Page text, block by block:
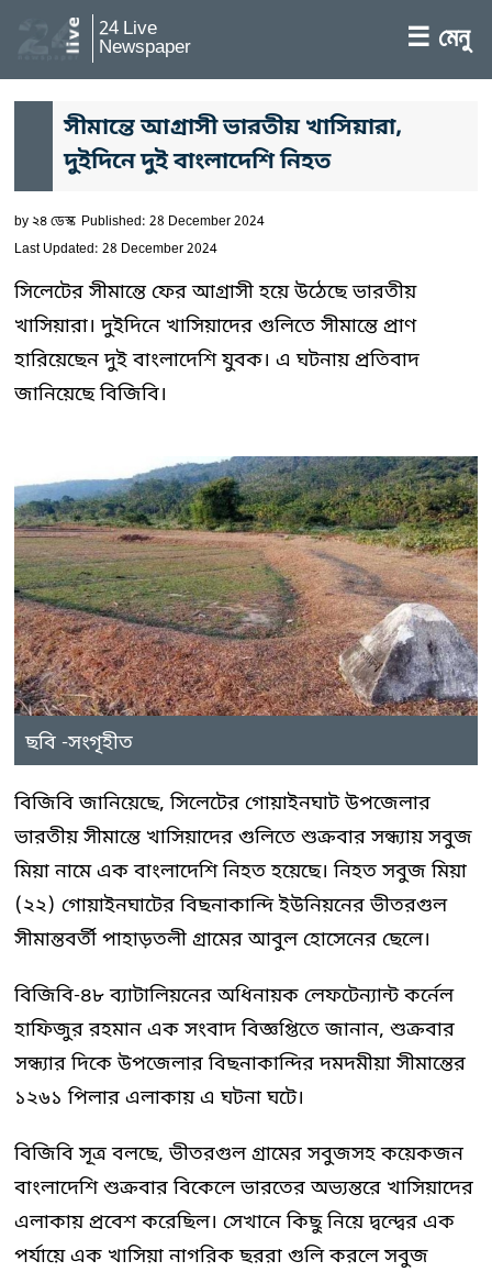
24 Live
Newspaper ☰ মেনু
সীমান্তে আগ্রাসী ভারতীয় খাসিয়ারা,
দুইদিনে দুই বাংলাদেশি নিহত
by২৪ ডেস্ক Published: 28 December 2024
Last Updated: 28 December 2024
সিলেটের সীমান্তে ফের আগ্রাসী হয়ে উঠেছে ভারতীয়
খাসিয়ারা। দুইদিনে খাসিয়াদের গুলিতে সীমান্তে প্রাণ
হারিয়েছেন দুই বাংলাদেশি যুবক। এ ঘটনায় প্রতিবাদ
জানিয়েছে বিজিবি।
ছবি -সংগৃহীত
বিজিবি জানিয়েছে, সিলেটের গোয়াইনঘাট উপজেলার
ভারতীয় সীমান্তে খাসিয়াদের গুলিতে শুক্রবার সন্ধ্যায় সবুজ
মিয়া নামে এক বাংলাদেশি নিহত হয়েছে। নিহত সবুজ মিয়া
(২২) গোয়াইনঘাটের বিছনাকান্দি ইউনিয়নের ভীতরগুল
সীমান্তবর্তী পাহাড়তলী গ্রামের আবুল হোসেনের ছেলে।
বিজিবি-৪৮ ব্যাটালিয়নের অধিনায়ক লেফটেন্যান্ট কর্নেল
হাফিজুর রহমান এক সংবাদ বিজ্ঞপ্তিতে জানান, শুক্রবার
সন্ধ্যার দিকে উপজেলার বিছনাকান্দির দমদমীয়া সীমান্তের
১২৬১ পিলার এলাকায় এ ঘটনা ঘটে।
বিজিবি সূত্র বলছে, ভীতরগুল গ্রামের সবুজসহ কয়েকজন
বাংলাদেশি শুক্রবার বিকেলে ভারতের অভ্যন্তরে খাসিয়াদের
এলাকায় প্রবেশ করেছিল। সেখানে কিছু নিয়ে দ্বন্দ্বের এক
পর্যায়ে এক খাসিয়া নাগরিক ছররা গুলি করলে সবুজ